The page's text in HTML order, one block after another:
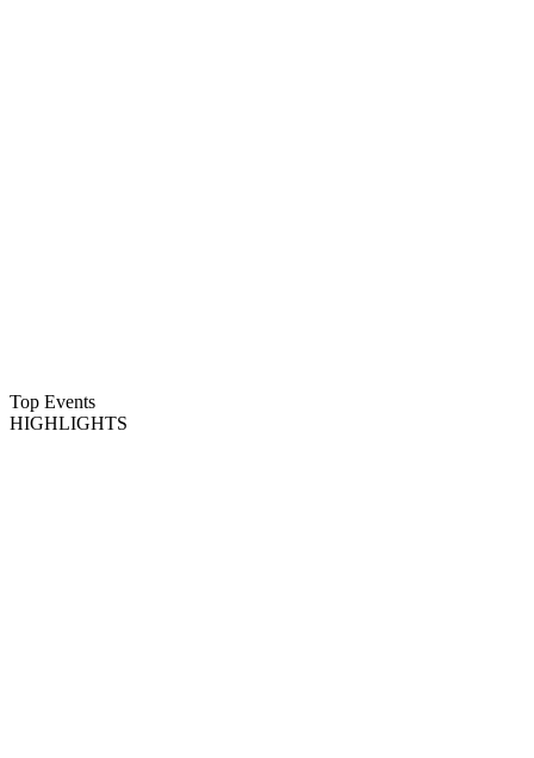
Top Events
HIGHLIGHTS